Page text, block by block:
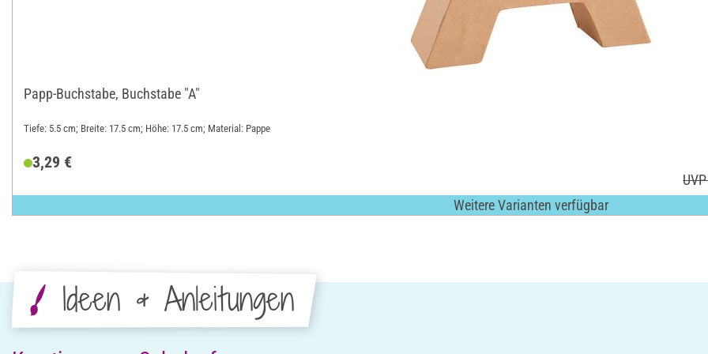
Papp-Buchstabe, Buchstabe "A"
Tiefe: 5.5 cm; Breite: 17.5 cm; Höhe: 17.5 cm; Material: Pappe
3,29 €
Weitere Varianten verfügbar
Ideen & Anleitungen